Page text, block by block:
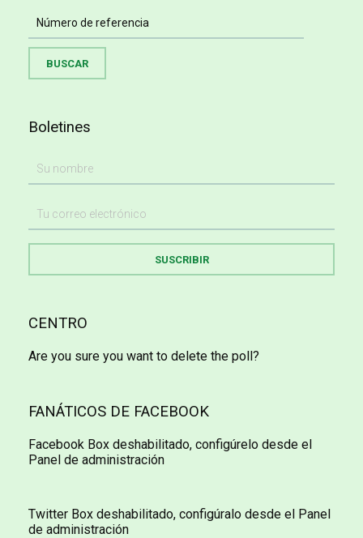
Boletines
CENTRO
Are you sure you want to delete the poll?
FANÁTICOS DE FACEBOOK
Facebook Box deshabilitado, configúrelo desde el
Panel de administración
Twitter Box deshabilitado, configúralo desde el Panel
de administración